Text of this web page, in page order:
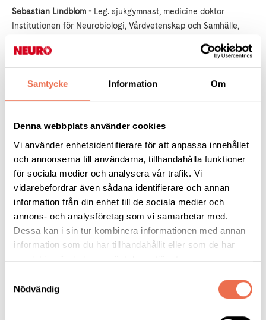
Samtycke Information Om
Denna webbplats använder cookies
Vi använder enhetsidentifierare för att anpassa innehållet
och annonserna till användarna, tillhandahålla funktioner
för sociala medier och analysera vår trafik. Vi
vidarebefordrar även sådana identifierare och annan
information från din enhet till de sociala medier och
annons- och analysföretag som vi samarbetar med.
Dessa kan i sin tur kombinera informationen med annan
information som du har tillhandahållit eller som de har
samlat in när du har använt deras tjänster.
Nödvändig
Sebastian Lindblom - Leg. sjukgymnast, medicine doktor
Institutionen för Neurobiologi, Vårdvetenskap och Samhälle,
Mälardalens Universitet.
Forskningsprojekt: Making sense – Förutsättningar för
personcentrerad rehabilitering efter stroke.
till
ansökan).
Nicolas Ruffin- Senior Forskningsspecialist, Docent.
Institutionen för klinisk neurovetenskap, Karolinska Institutet.
Forskningsprojekt: Multipel skleros: Kan ett vanligt virus vara
orsaken?(länktill ansökan).
Utdelningen av stipendierna kommer ske under en
mindre ceremoni den 4 oktober i samband med
att vi uppmärksammarNeurodagenden 4
oktober. 2025 delar Neuro Stockholm ut
forskningsstipendium till två stipendiater (de får